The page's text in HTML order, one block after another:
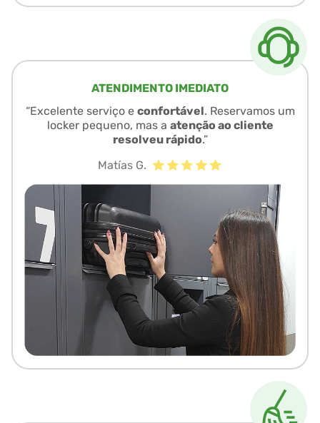
ATENDIMENTO IMEDIATO
“Excelente serviço e confortável. Reservamos um
locker pequeno, mas a atenção ao cliente
resolveu rápido.”
Matías G.